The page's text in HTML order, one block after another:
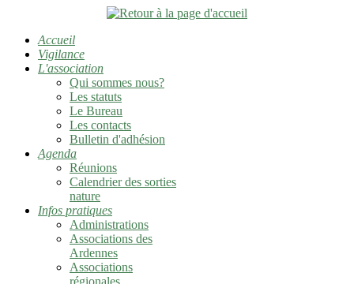
Accueil
Vigilance
L'association
Qui sommes nous?
Les statuts
Le Bureau
Les contacts
Bulletin d'adhésion
Agenda
Réunions
Calendrier des sorties
nature
Infos pratiques
Administrations
Associations des
Ardennes
Associations
régionales